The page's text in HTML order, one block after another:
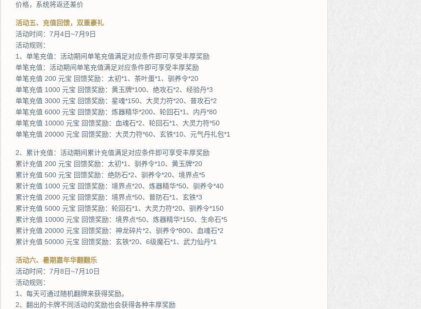
价格，系统将返还差价
活动五、充值回馈，双重豪礼
活动时间：7月4日~7月9日
活动规则：
1、单笔充值：活动期间单笔充值满足对应条件即可享受丰厚奖励
单笔充值：活动期间单笔充值满足对应条件即可享受丰厚奖励
单笔充值 200 元宝 回馈奖励：太初*1、茶叶蛋*1、驯养令*20
单笔充值 1000 元宝 回馈奖励：黄玉牌*100、绝攻石*2、经验丹*3
单笔充值 3000 元宝 回馈奖励：星魂*150、大灵力符*20、普攻石*2
单笔充值 6000 元宝 回馈奖励：炼器精华*200、轮回石*1、内丹*80
单笔充值 10000 元宝 回馈奖励：血魂石*2、轮回石*1、大灵力符*50
单笔充值 20000 元宝 回馈奖励：大灵力符*60、玄铁*10、元气丹礼包*1
2、累计充值：活动期间累计充值满足对应条件即可享受丰厚奖励
累计充值 200 元宝 回馈奖励：太初*1、驯养令*10、黄玉牌*20
累计充值 500 元宝 回馈奖励：绝防石*2、驯养令*20、境界点*5
累计充值 1000 元宝 回馈奖励：境界点*20、炼器精华*50、驯养令*40
累计充值 2000 元宝 回馈奖励：境界点*50、普防石*1、玄铁*3
累计充值 5000 元宝 回馈奖励：轮回石*1、大灵力符*20、驯养令*150
累计充值 10000 元宝 回馈奖励：境界点*50、炼器精华*150、生命石*5
累计充值 20000 元宝 回馈奖励：神龙碎片*2、驯养令*800、血魂石*2
累计充值 50000 元宝 回馈奖励：玄铁*20、6级魔石*1、武力仙丹*1
活动六、暑期嘉年华翻翻乐
活动时间：7月8日~7月10日
活动规则：
1、每天可通过随机翻牌来获得奖励。
2、翻出的卡牌不同活动的奖励也会获得各种丰厚奖励